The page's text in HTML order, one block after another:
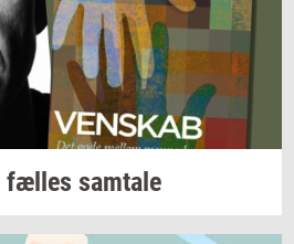
fæl­les sam­ta­le